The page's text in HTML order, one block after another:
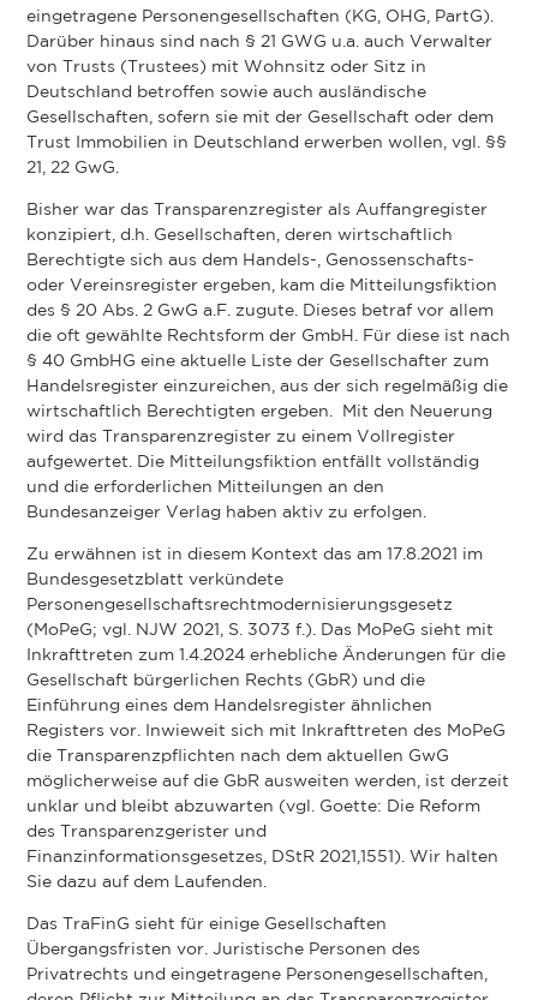
eingetragene Personengesellschaften (KG, OHG, PartG).
Darüber hinaus sind nach § 21 GWG u.a. auch Verwalter
von Trusts (Trustees) mit Wohnsitz oder Sitz in
Deutschland betroffen sowie auch ausländische
Gesellschaften, sofern sie mit der Gesellschaft oder dem
Trust Immobilien in Deutschland erwerben wollen, vgl. §§
21, 22 GwG.
Bisher war das Transparenzregister als Auffangregister
konzipiert, d.h. Gesellschaften, deren wirtschaftlich
Berechtigte sich aus dem Handels-, Genossenschafts-
oder Vereinsregister ergeben, kam die Mitteilungsfiktion
des § 20 Abs. 2 GwG a.F. zugute. Dieses betraf vor allem
die oft gewählte Rechtsform der GmbH. Für diese ist nach
§ 40 GmbHG eine aktuelle Liste der Gesellschafter zum
Handelsregister einzureichen, aus der sich regelmäßig die
wirtschaftlich Berechtigten ergeben. Mit den Neuerung
wird das Transparenzregister zu einem Vollregister
aufgewertet. Die Mitteilungsfiktion entfällt vollständig
und die erforderlichen Mitteilungen an den
Bundesanzeiger Verlag haben aktiv zu erfolgen.
Zu erwähnen ist in diesem Kontext das am 17.8.2021 im
Bundesgesetzblatt verkündete
Personengesellschaftsrechtmodernisierungsgesetz
(MoPeG; vgl. NJW 2021, S. 3073 f.). Das MoPeG sieht mit
Inkrafttreten zum 1.4.2024 erhebliche Änderungen für die
Gesellschaft bürgerlichen Rechts (GbR) und die
Einführung eines dem Handelsregister ähnlichen
Registers vor. Inwieweit sich mit Inkrafttreten des MoPeG
die Transparenzpflichten nach dem aktuellen GwG
möglicherweise auf die GbR ausweiten werden, ist derzeit
unklar und bleibt abzuwarten (vgl. Goette: Die Reform
des Transparenzgerister und
Finanzinformationsgesetzes, DStR 2021,1551). Wir halten
Sie dazu auf dem Laufenden.
Das TraFinG sieht für einige Gesellschaften
Übergangsfristen vor. Juristische Personen des
Privatrechts und eingetragene Personengesellschaften,